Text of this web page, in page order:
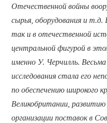
Отечественной войны
сырья, оборудования и т.д.
так и в отечественной
центральной фигурой в
именно У. Черчилль.
исследования стала его
по обеспечению широкого
Великобритании, развитию
организации поставок в